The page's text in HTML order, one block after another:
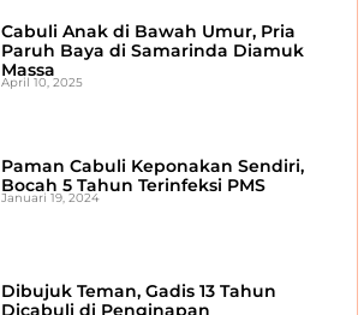
Cabuli Anak di Bawah Umur, Pria
Paruh Baya di Samarinda Diamuk
Massa
April 10, 2025
Paman Cabuli Keponakan Sendiri,
Bocah 5 Tahun Terinfeksi PMS
Januari 19, 2024
Dibujuk Teman, Gadis 13 Tahun
Dicabuli di Penginapan